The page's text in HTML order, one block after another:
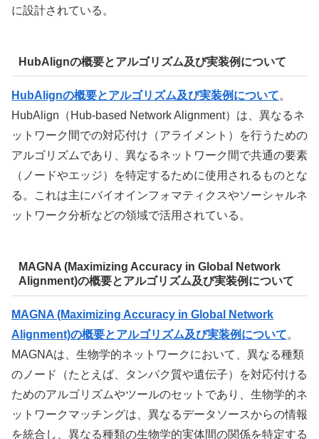
に設計されている。
HubAlignの概要とアルゴリズム及び実装例について
HubAlignの概要とアルゴリズム及び実装例について。
HubAlign（Hub-based Network Alignment）は、異なるネ
ットワーク間での対応付け（アライメント）を行うための
アルゴリズムであり、異なるネットワーク間で共通の要素
（ノードやエッジ）を特定するために使用されるものとな
る。これは主にバイオインフォマティクスやソーシャルネ
ットワーク分析などの領域で活用されている。
MAGNA (Maximizing Accuracy in Global Network
Alignment)の概要とアルゴリズム及び実装例について
MAGNA (Maximizing Accuracy in Global Network
Alignment)の概要とアルゴリズム及び実装例について。
MAGNAは、生物学的ネットワークにおいて、異なる種類
のノード（たとえば、タンパク質や遺伝子）を対応付ける
ためのアルゴリズムやツールのセットであり、生物学的ネ
ットワークマッチングは、異なるデータソースからの情報
を統合し、異なる種類の生物学的実体間の関係を特定する